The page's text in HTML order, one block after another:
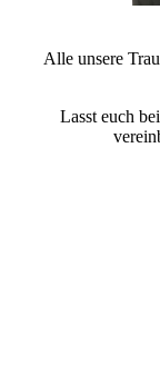
Alle unsere
Lasst euch